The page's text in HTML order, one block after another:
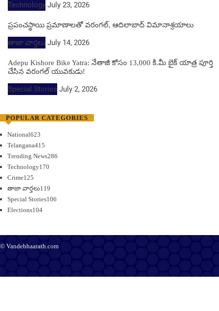
Technology July 23, 2026
ప్రపంచస్థాయి ప్రమాణాలతో వరంగల్, ఆదిలాబాద్ విమానాశ్రయాలు
తాజా వార్తలు July 14, 2026
Adepu Kishore Bike Yatra: నేతాజీ కోసం 13,000 కి.మీ బైక్ యాత్ర పూర్తి
చేసిన వరంగల్ యువకుడు!
Special Stories July 2, 2026
POPULAR CATEGORIES
National623
Telangana415
Trending News286
Technology170
Crime125
తాజా వార్తలు119
Special Stories106
Elections104
© Vandebhaarath.com